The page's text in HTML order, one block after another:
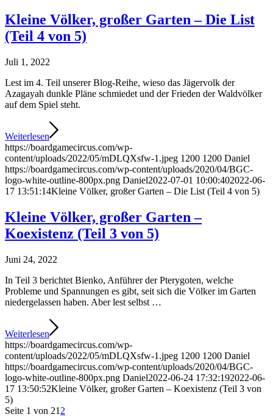
Kleine Völker, großer Garten – Die List
(Teil 4 von 5)
Juli 1, 2022
Lest im 4. Teil unserer Blog-Reihe, wieso das Jägervolk der
Azagayah dunkle Pläne schmiedet und der Frieden der Waldvölker
auf dem Spiel steht.
Weiterlesen
https://boardgamecircus.com/wp-
content/uploads/2022/05/mDLQXsfw-1.jpeg 1200 1200 Daniel
https://boardgamecircus.com/wp-content/uploads/2020/04/BGC-
logo-white-outline-800px.png Daniel2022-07-01 10:00:402022-06-
17 13:51:14Kleine Völker, großer Garten – Die List (Teil 4 von 5)
Kleine Völker, großer Garten –
Koexistenz (Teil 3 von 5)
Juni 24, 2022
In Teil 3 berichtet Bienko, Anführer der Pterygoten, welche
Probleme und Spannungen es gibt, seit sich die Völker im Garten
niedergelassen haben. Aber lest selbst …
Weiterlesen
https://boardgamecircus.com/wp-
content/uploads/2022/05/mDLQXsfw-1.jpeg 1200 1200 Daniel
https://boardgamecircus.com/wp-content/uploads/2020/04/BGC-
logo-white-outline-800px.png Daniel2022-06-24 17:32:192022-06-
17 13:50:52Kleine Völker, großer Garten – Koexistenz (Teil 3 von
5)
Seite 1 von 21 2